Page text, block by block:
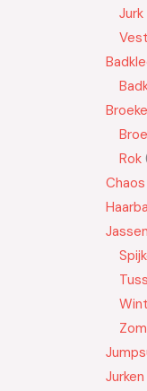
Jurk
Vest
Rok
Jassen
Jurken